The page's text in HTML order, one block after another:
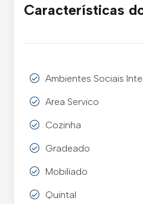
Características
Ambientes Sociais
Area Servico
Cozinha
Gradeado
Mobiliado
Quintal